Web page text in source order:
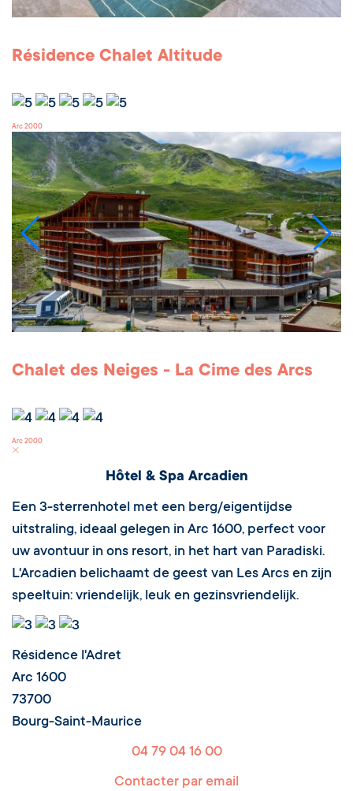
Résidence Chalet Altitude
Arc 2000
Chalet des Neiges - La Cime des Arcs
Arc 2000
Hôtel & Spa Arcadien
Een 3-sterrenhotel met een berg/eigentijdse
uitstraling, ideaal gelegen in Arc 1600, perfect voor
uw avontuur in ons resort, in het hart van Paradiski.
L'Arcadien belichaamt de geest van Les Arcs en zijn
speeltuin: vriendelijk, leuk en gezinsvriendelijk.
Résidence l'Adret
Arc 1600
73700
Bourg-Saint-Maurice
04 79 04 16 00
Contacter par email